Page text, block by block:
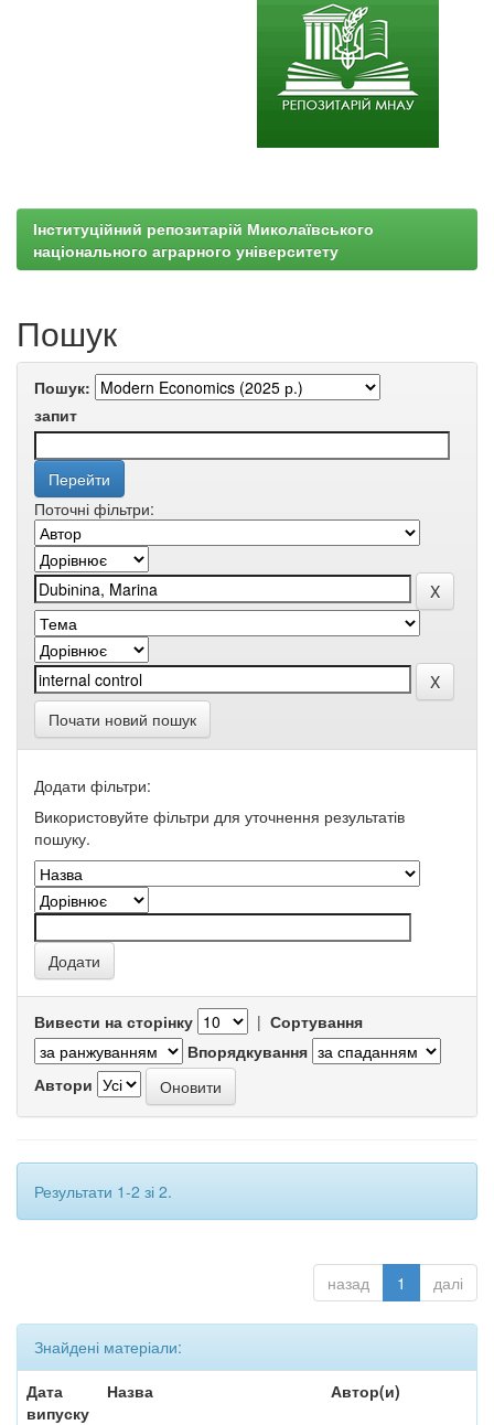
Інституційний репозитарій Миколаївського
національного аграрного університету
Пошук
Пошук:
запит
Поточні фільтри:
Почати новий пошук
Додати фільтри:
Використовуйте фільтри для уточнення результатів
пошуку.
Вивести на сторінку | Сортування
Впорядкування
Автори
Результати 1-2 зі 2.
назад 1 далі
Знайдені матеріали:
Дата
випуску
Назва Автор(и)